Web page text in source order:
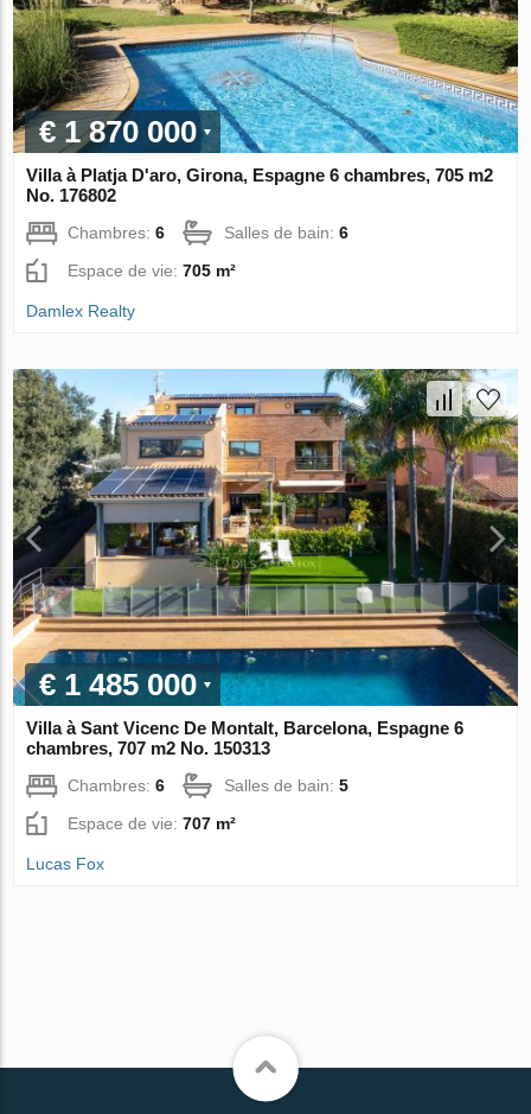
€ 1 870 000
Villa à Platja D'aro, Girona, Espagne 6 chambres, 705 m2
No. 176802
Chambres:6 Salles de bain:6
Espace de vie:705 m²
Damlex Realty
€ 1 485 000
Villa à Sant Vicenc De Montalt, Barcelona, Espagne 6
chambres, 707 m2 No. 150313
Chambres:6 Salles de bain:5
Espace de vie:707 m²
Lucas Fox